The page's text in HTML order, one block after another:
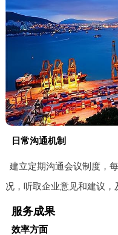
日常沟通机制
建立定期沟通会议制度，
况，听取企业意见和建议，
服务成果
效率方面